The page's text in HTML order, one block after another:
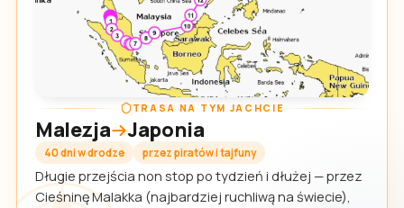
TRASA NA TYM JACHCIE
Malezja Japonia
40 dni w drodze przez piratów i tajfuny
Długie przejścia non stop po tydzień i dłużej — przez
Cieśninę Malakka (najbardziej ruchliwą na świecie),